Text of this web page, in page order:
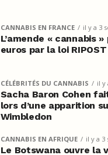
CANNABIS EN FRANCE il y a 3
L’amende « cannabis
euros par la loi RIPOST
CÉLÉBRITÉS DU CANNABIS il y
Sacha Baron Cohen
lors d’une apparition
Wimbledon
CANNABIS EN AFRIQUE il y a 3
Le Botswana ouvre la